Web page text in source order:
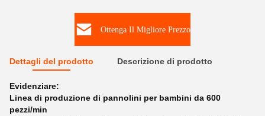
Ottenga Il Migliore Prezzo
Dettagli del prodotto Descrizione di prodotto
Evidenziare:
Linea di produzione di pannolini per bambini da 600
pezzi/min